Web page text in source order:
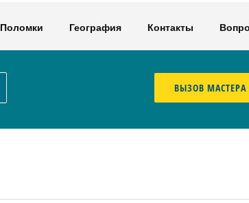
Поломки География Контакты
ВЫЗОВ МАСТЕРА